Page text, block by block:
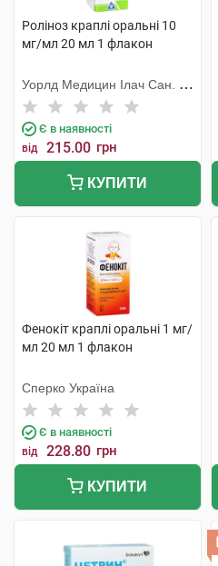
Роліноз краплі оральні 10
мг/мл 20 мл 1 флакон
Уорлд Медицин Ілач Сан. Ве
Тідж
Є в наявності
від 215.00 грн
КУПИТИ
Фенокіт краплі оральні 1 мг/
мл 20 мл 1 флакон
Сперко Україна
Є в наявності
від 228.80 грн
КУПИТИ